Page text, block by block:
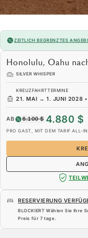
ZEITLICH BEGRENZTES
Honolulu, Oahu
SILVER WHISPER
KREUZFAHRTTERMINE
21. MAI → 1. JUNI 2028
AB 6.100 $ 4.880 $
PRO GAST, MIT DEM TARIF ALL-
RESERVIERUNG
BLOCKIERT Wählen Sie
Preis für 7 tage.